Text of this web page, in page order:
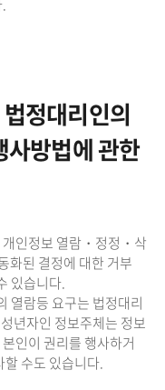
정대리인의
사방법에 관한
인정보 열람・정정・삭
화된 결정에 대한 거부
있습니다.
열람등 요구는 법정대리
년자인 정보주체는 정보
인이 권리를 행사하거
수도 있습니다.